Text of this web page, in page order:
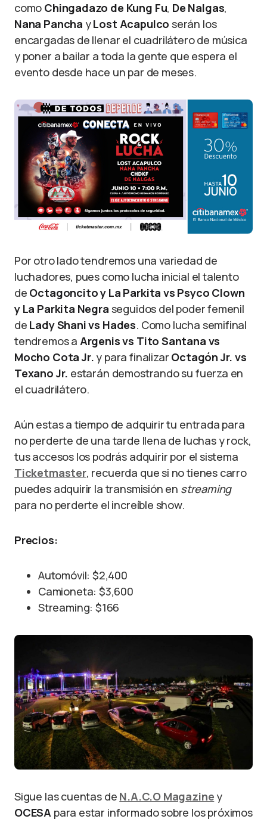
como Chingadazo de Kung Fu, De Nalgas,
Nana Pancha yLost Acapulco serán los
encargadas de llenar el cuadrilátero de música
y poner a bailar a toda la gente que espera el
evento desde hace un par de meses.
Por otro lado tendremos una variedad de
luchadores, pues como lucha inicial el talento
de Octagoncito y La Parkita vs Psyco Clown
y La Parkita Negra seguidos del poder femenil
de Lady Shani vs Hades. Como lucha semifinal
tendremos a Argenis vs Tito Santana vs
Mocho Cota Jr. y para finalizar Octagón Jr. vs
Texano Jr. estarán demostrando su fuerza en
el cuadrilátero.
Aún estas a tiempo de adquirir tu entrada para
no perderte de una tarde llena de luchas y rock,
tus accesos los podrás adquirir por el sistema
Ticketmaster, recuerda que si no tienes carro
puedes adquirir la transmisión en streaming
para no perderte el increíble show.
Precios:
Automóvil: $2,400
Camioneta: $3,600
Streaming: $166
Sigue las cuentas de N.A.C.O Magazine y
OCESA para estar informado sobre los próximos